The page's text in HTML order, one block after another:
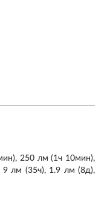
250 лм (1ч 10мин),
лм (35ч), 1.9 лм (8д),